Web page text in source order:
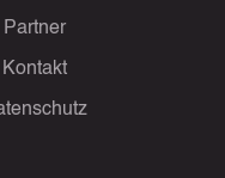
Partner
Kontakt